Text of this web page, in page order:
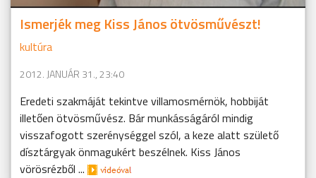
Ismerjék meg Kiss János ötvösművészt!
kultúra
2012. JANUÁR 31., 23:40
Eredeti szakmáját tekintve villamosmérnök, hobbiját
illetően ötvösművész. Bár munkásságáról mindig
visszafogott szerénységgel szól, a keze alatt születő
dísztárgyak önmagukért beszélnek. Kiss János
vörösrézből ...